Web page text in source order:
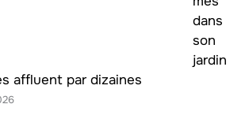
dans
son
jardin
affluent par dizaines